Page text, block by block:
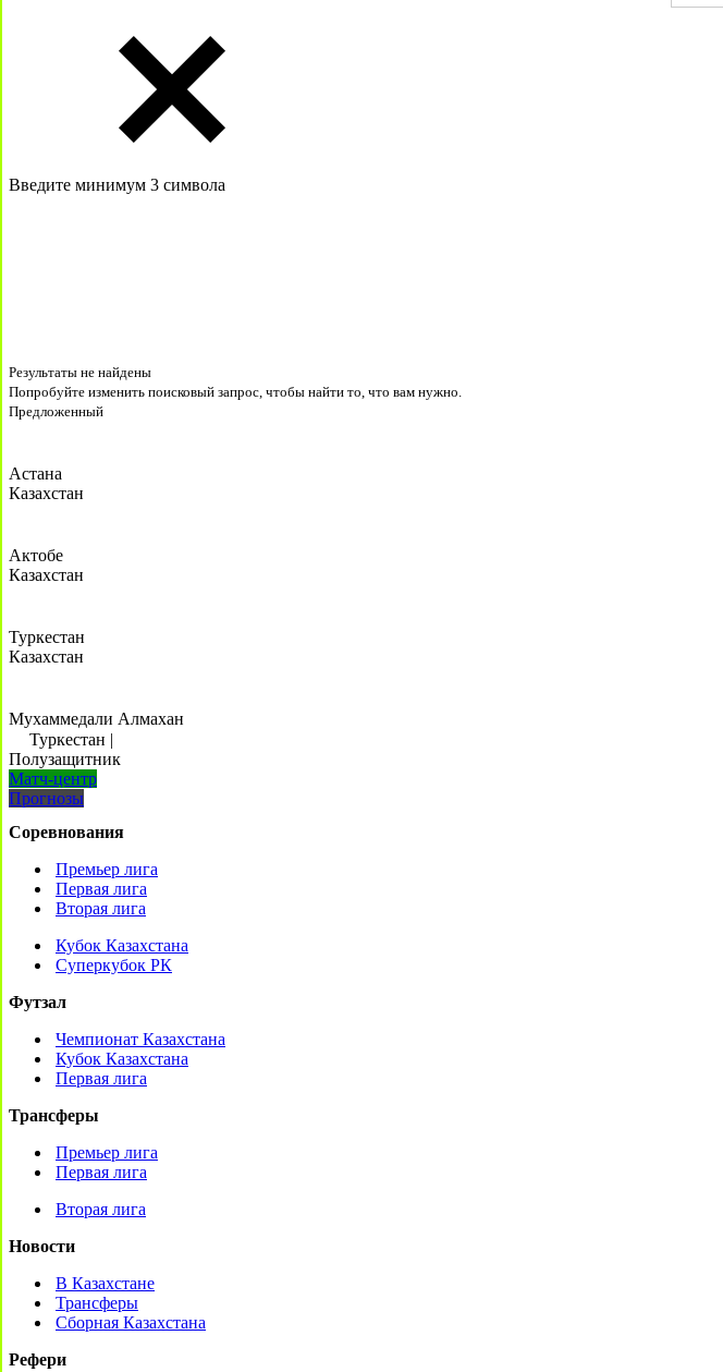
Введите минимум 3 символа
Результаты не найдены
Попробуйте изменить поисковый запрос, чтобы найти то, что вам нужно.
Предложенный
Астана
Казахстан
Актобе
Казахстан
Туркестан
Казахстан
Мухаммедали Алмахан
Туркестан |
Полузащитник
Матч-центр
Прогнозы
Соревнования
Премьер лига
Первая лига
Вторая лига
Кубок Казахстана
Суперкубок РК
Футзал
Чемпионат Казахстана
Кубок Казахстана
Первая лига
Трансферы
Премьер лига
Первая лига
Вторая лига
Новости
В Казахстане
Трансферы
Сборная Казахстана
Рефери